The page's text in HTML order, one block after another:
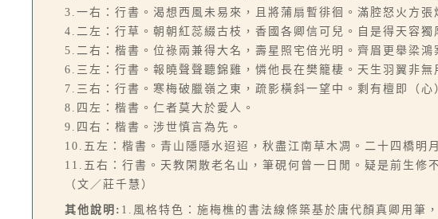
3.一右：行書。渴想西風未易來，且將蒲扇暫徘徊。滿腔怒火方張
4.二左：行草。朝朝紅蕊綴古枝，香國各卿信可兒。自是得天容獨
5.二右：楷書。位祿兩兼得大名，壽星照宅倍光明。齊眉更舉梁鴻
6.三左：行書。報曉聲聲聽錦雞，憐他長在樊籠棲。天生羽翼非無
7.三右：行書。寒梅破臘嶺之東，疏影橫斜一望中。剩有檀即（心
8.四左：楷書。仁者莫大於愛人。
9.四右：楷書。涉世慎言為先。
10.五左：楷書。青山隱隱水迢迢，秋盡江南草木凋。二十四橋明
11.五右：行書。天教閑散老名山，筆硯何曾一日閒。疑是前生修
（文／莊千慧）
其他說明: 1.風格特色：施梅樵的書法線條築基於唐代顏真卿用筆